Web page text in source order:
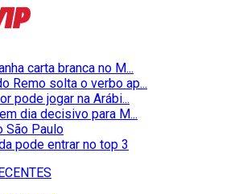
carta branca no M...
Remo solta o verbo ap...
pode jogar na Arábi...
dia decisivo para M...
São Paulo
pode entrar no top 3